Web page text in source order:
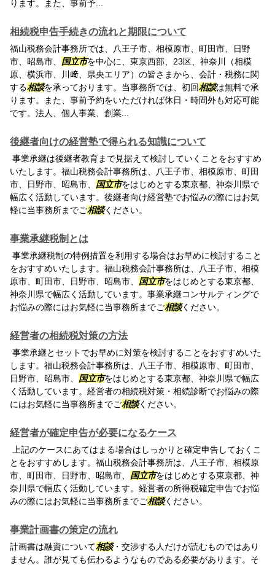
ります。また、事前予...
相続税申告手続きの流れと期限について
福山税務会計事務所では、八王子市、相模原市、町田市、日野
市、昭島市、 国立市を中心に、東京西部、23区、神奈川（相模
原、横浜市、川﨑、県央エリア）の皆さまから、会計・税務に関
する相談を承っております。当事務所では、初回相談は無料で承
ります。また、事前予約をいただければ休日・時間外も対応可能
です。法人、個人事業、創業...
後継者向けの経営塾で得られる知識について
事業承継は後継者教育まで見据えて検討していくことをおすすめ
いたします。福山税務会計事務所は、八王子市、相模原市、町田
市、日野市、昭島市、 国立市をはじめとする東京都、神奈川県で
幅広く活動しています。後継者向け経営塾でお悩みの際にはお気
軽に当事務所までご相談ください。
事業承継税制とは
事業承継税制の特例措置を利用する場合はお早めに検討すること
をおすすめいたします。福山税務会計事務所は、八王子市、相模
原市、町田市、日野市、昭島市、 国立市をはじめとする東京都、
神奈川県で幅広く活動しています。事業承継コンサルティングで
お悩みの際にはお気軽に当事務所までご相談ください。
経営者の相続税対策の方法
事業承継とセットでお早めに対策を検討することをおすすめいた
します。福山税務会計事務所は、八王子市、相模原市、町田市、
日野市、昭島市、 国立市をはじめとする東京都、神奈川県で幅広
く活動しています。経営者の相続税対策・相続診断でお悩みの際
にはお気軽に当事務所までご相談ください。
経営者が確定申告が必要になるケース
上記のケースにあてはまる場合はしっかりと確定申告しておくこ
とをおすすめします。福山税務会計事務所は、八王子市、相模原
市、町田市、日野市、昭島市、 国立市をはじめとする東京都、神
奈川県で幅広く活動しています。経営者の所得税確定申告でお悩
みの際にはお気軽に当事務所までご相談ください。
事業計画書の策定の流れ
計画書は融資について相談・交渉する人だけが読むものではあり
ません。誰が見ても伝わるようなものである必要があります。そ